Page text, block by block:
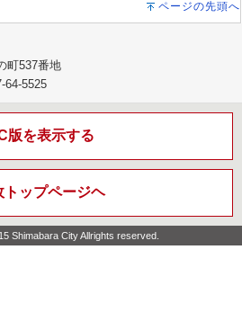
ページの先頭へ
町537番地
64-5525
版を表示する
トップページヘ
Shimabara City Allrights reserved.